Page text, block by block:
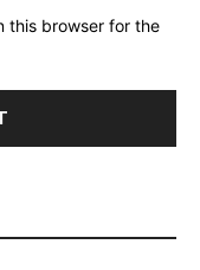
this browser for the